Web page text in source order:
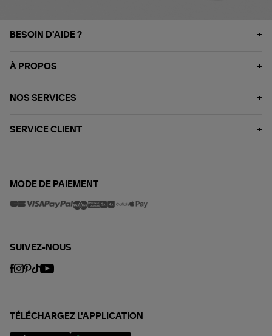
BESOIN D'AIDE ?
À PROPOS
NOS SERVICES
SERVICE CLIENT
MODE DE PAIEMENT
SUIVEZ-NOUS
TÉLÉCHARGEZ L'APPLICATION